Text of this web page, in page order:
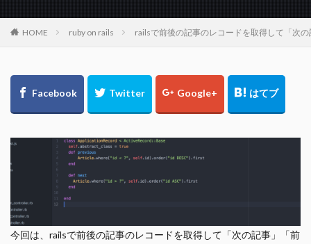
HOME ruby on rails railsで前後の記事のレコードを取得して「次
今回は、railsで前後の記事のレコードを取得して「次の記事」「前